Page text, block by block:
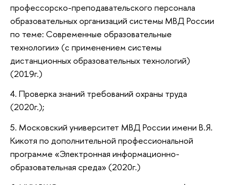
профессорско-преподавательского персонала
образовательных организаций системы МВД России
по теме: Современные образовательные
технологии» (с применением системы
дистанционных образовательных технологий)
(2019г.)
4. Проверка знаний требований охраны труда
(2020г.);
5. Московский университет МВД России имени В.Я.
Кикотя по дополнительной профессиональной
программе «Электронная информационно-
образовательная среда» (2020г.)